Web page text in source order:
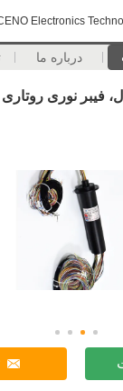
Electronics
درباره ما
فیبر نوری